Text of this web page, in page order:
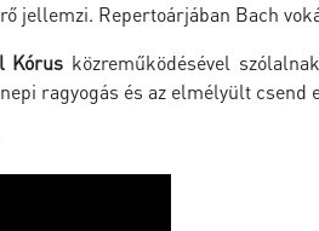
jellemzi. Repertoárjában Bach
Kórus közreműködésével
ragyogás és az elmélyült csend